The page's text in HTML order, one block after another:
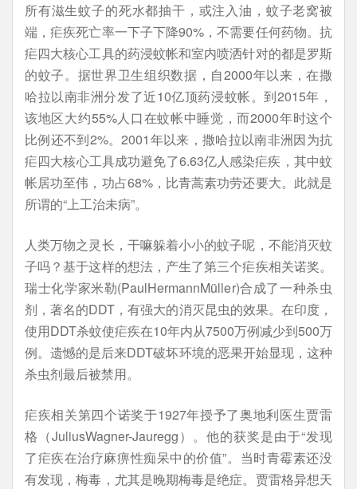
所有滋生蚊子的死水都抽干，或注入油，蚊子老窝被
端，疟疾死亡率一下子下降90%，不需要任何药物。抗
疟四大核心工具的药浸蚊帐和室内喷洒针对的都是罗斯
的蚊子。据世界卫生组织数据，自2000年以来，在撒
哈拉以南非洲分发了近10亿顶药浸蚊帐。到2015年，
该地区大约55%人口在蚊帐中睡觉，而2000年时这个
比例还不到2%。2001年以来，撒哈拉以南非洲因为抗
疟四大核心工具成功避免了6.63亿人感染疟疾，其中蚊
帐居功至伟，功占68%，比青蒿素功劳还要大。此就是
所谓的“上工治未病”。
人类万物之灵长，干嘛躲着小小的蚊子呢，不能消灭蚊
子吗？基于这样的想法，产生了第三个疟疾相关诺奖。
瑞士化学家米勒(PaulHermannMüller)合成了一种杀虫
剂，著名的DDT，有强大的消灭昆虫的效果。在印度，
使用DDT杀蚊使疟疾在10年内从7500万例减少到500万
例。遗憾的是后来DDT破坏环境的恶果开始显现，这种
杀虫剂最后被禁用。
疟疾相关第四个诺奖于1927年授予了奥地利医生贾雷
格（JuliusWagner-Jauregg）。他的获奖是由于“发现
了疟疾在治疗麻痹性痴呆中的价值”。当时青霉素还没
有发现，梅毒，尤其是晚期梅毒是绝症。贾雷格异想天